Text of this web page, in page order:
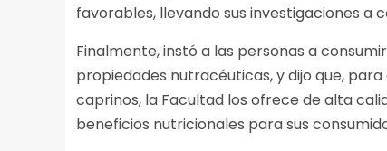
favorables, llevando sus investigaciones a
Finalmente, instó a las personas a
propiedades nutracéuticas, y dijo que,
caprinos, la Facultad los ofrece de alta
beneficios nutricionales para sus